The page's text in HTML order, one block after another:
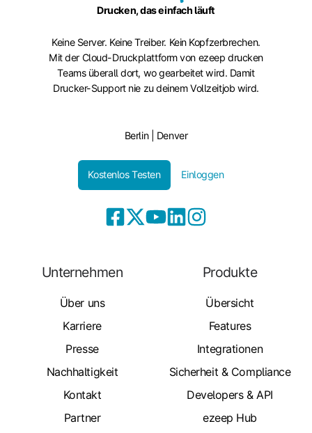
Drucken, das einfach läuft
Keine Server. Keine Treiber. Kein Kopfzerbrechen.
Mit der Cloud-Druckplattform von ezeep drucken
Teams überall dort, wo gearbeitet wird. Damit
Drucker-Support nie zu deinem Vollzeitjob wird.
Berlin | Denver
Kostenlos Testen Einloggen
Unternehmen
Über uns
Karriere
Presse
Nachhaltigkeit
Kontakt
Partner
Produkte
Übersicht
Features
Integrationen
Sicherheit & Compliance
Developers & API
ezeep Hub